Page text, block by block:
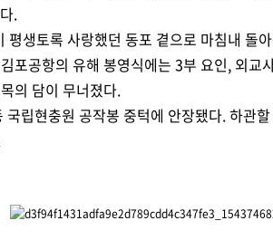
.
생토록 사랑했던 동포 곁으로 마침내 돌
김포공항의 유해 봉영식에는 3부 요인, 외교
의 담이 무너졌다.
립현충원 공작봉 중턱에 안장됐다. 하관